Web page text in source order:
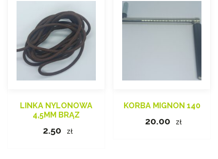
LINKA NYLONOWA
4,5MM BRĄZ
2.50 zł
KORBA MIGNON 140
20.00 zł